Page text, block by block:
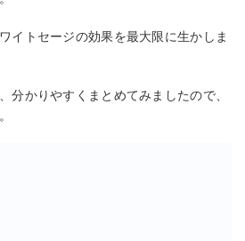
イトセージの効果を最大限に生かしま
分かりやすくまとめてみましたので、